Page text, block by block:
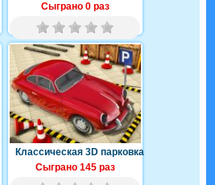
Сыграно 0 раз
Классическая 3D парковка
Сыграно 145 раз